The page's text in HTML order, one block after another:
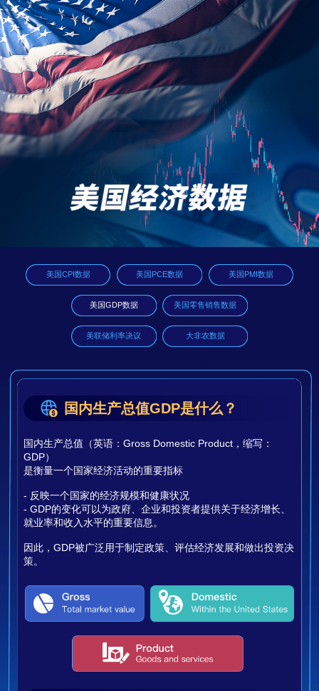
美国CPI数据 美国PCE数据 美国PMI数据
美国GDP数据 美国零售销售数据
美联储利率决议 大非农数据
国内生产总值GDP是什么？
国内生产总值（英语：Gross Domestic Product，缩写：
GDP）
是衡量一个国家经济活动的重要指标
- 反映一个国家的经济规模和健康状况
- GDP的变化可以为政府、企业和投资者提供关于经济增长、
就业率和收入水平的重要信息。
因此，GDP被广泛用于制定政策、评估经济发展和做出投资决
策。